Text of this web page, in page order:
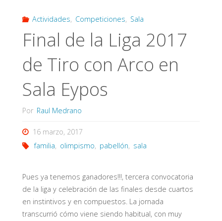
Actividades, Competiciones, Sala
Final de la Liga 2017
de Tiro con Arco en
Sala Eypos
Por Raul Medrano
16 marzo, 2017
familia, olimpismo, pabellón, sala
Pues ya tenemos ganadores!!!, tercera convocatoria
de la liga y celebración de las finales desde cuartos
en instintivos y en compuestos. La jornada
transcurrió cómo viene siendo habitual, con muy